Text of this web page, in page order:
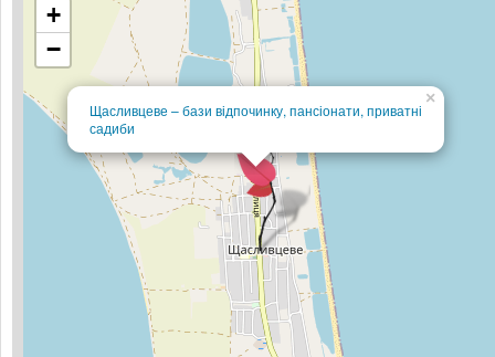
Щасливцеве – бази відпочинку, пансіонати, приватні
садиби
×
+
−